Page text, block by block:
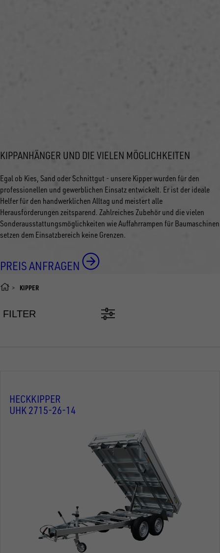
KIPPANHÄNGER UND DIE VIELEN MÖGLICHKEITEN
Egal ob Kies, Sand oder Schnittgut - unsere Kipper wurden für den
professionellen und gewerblichen Einsatz entwickelt. Er ist der ideale
Helfer für den handwerklichen Alltag und meistert alle
Herausforderungen zeitsparend. Zahlreiches Zubehör und die vielen
Sonderausstattungsmöglichkeiten wie Auffahrrampen für Baumaschinen
setzen dem Einsatzbereich keine Grenzen.
PREIS ANFRAGEN
KIPPER
FILTER
HECKKIPPER
UHK 2715-26-14